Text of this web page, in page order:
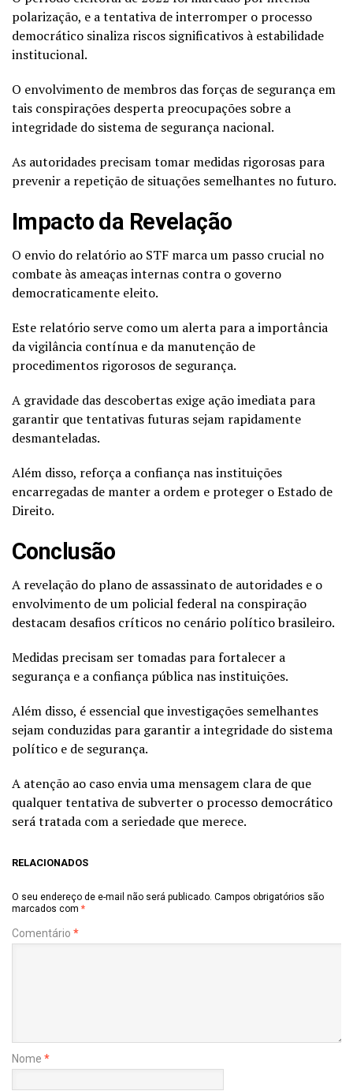
polarização, e a tentativa de interromper o processo
democrático sinaliza riscos significativos à estabilidade
institucional.
O envolvimento de membros das forças de segurança em
tais conspirações desperta preocupações sobre a
integridade do sistema de segurança nacional.
As autoridades precisam tomar medidas rigorosas para
prevenir a repetição de situações semelhantes no futuro.
Impacto da Revelação
O envio do relatório ao STF marca um passo crucial no
combate às ameaças internas contra o governo
democraticamente eleito.
Este relatório serve como um alerta para a importância
da vigilância contínua e da manutenção de
procedimentos rigorosos de segurança.
A gravidade das descobertas exige ação imediata para
garantir que tentativas futuras sejam rapidamente
desmanteladas.
Além disso, reforça a confiança nas instituições
encarregadas de manter a ordem e proteger o Estado de
Direito.
Conclusão
A revelação do plano de assassinato de autoridades e o
envolvimento de um policial federal na conspiração
destacam desafios críticos no cenário político brasileiro.
Medidas precisam ser tomadas para fortalecer a
segurança e a confiança pública nas instituições.
Além disso, é essencial que investigações semelhantes
sejam conduzidas para garantir a integridade do sistema
político e de segurança.
A atenção ao caso envia uma mensagem clara de que
qualquer tentativa de subverter o processo democrático
será tratada com a seriedade que merece.
RELACIONADOS
O seu endereço de e-mail não será publicado. Campos obrigatórios são
marcados com *
Comentário *
Nome *